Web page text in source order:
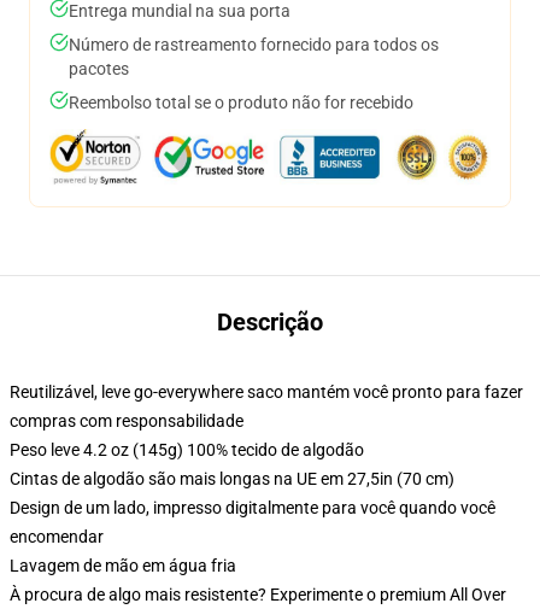
Entrega mundial na sua porta
Número de rastreamento fornecido para todos os
pacotes
Reembolso total se o produto não for recebido
Descrição
Reutilizável, leve go-everywhere saco mantém você pronto para fazer
compras com responsabilidade
Peso leve 4.2 oz (145g) 100% tecido de algodão
Cintas de algodão são mais longas na UE em 27,5in (70 cm)
Design de um lado, impresso digitalmente para você quando você
encomendar
Lavagem de mão em água fria
À procura de algo mais resistente? Experimente o premium All Over